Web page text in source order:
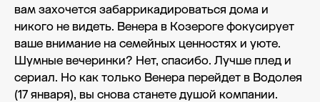
вам захочется забаррикадироваться дома и
никого не видеть. Венера в Козероге фокусирует
ваше внимание на семейных ценностях и уюте.
Шумные вечеринки? Нет, спасибо. Лучше плед и
сериал. Но как только Венера перейдет в Водолея
(17 января), вы снова станете душой компании.